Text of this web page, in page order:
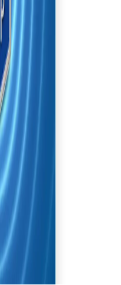
Новая
кинопутешествием
проектов.